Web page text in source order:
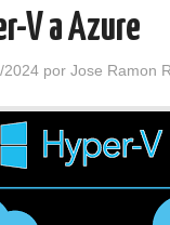
V a Azure
2024 porJose Ramon